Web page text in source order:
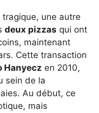
une autre
deux pizzas qui ont
maintenant
Cette transaction
Hanyecz en 2010,
sein de la
Au début, ce
mais